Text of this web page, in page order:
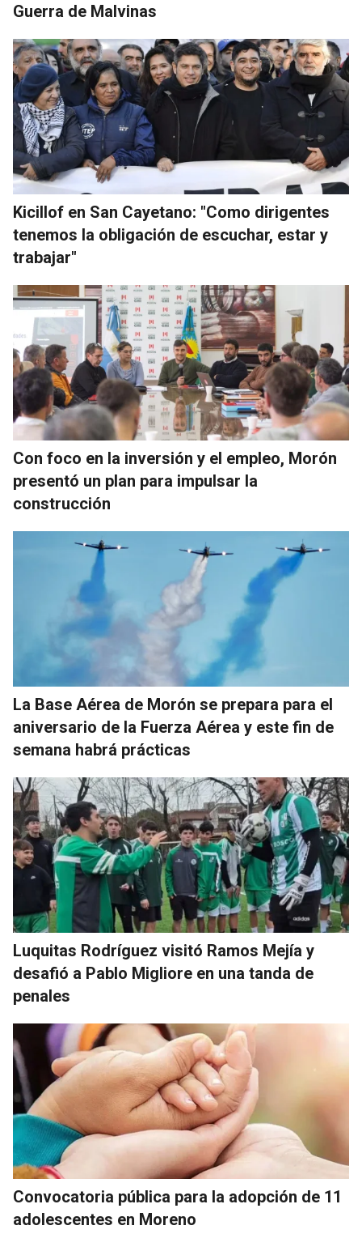
Guerra de Malvinas
Kicillof en San Cayetano: "Como dirigentes
tenemos la obligación de escuchar, estar y
trabajar"
Con foco en la inversión y el empleo, Morón
presentó un plan para impulsar la
construcción
La Base Aérea de Morón se prepara para el
aniversario de la Fuerza Aérea y este fin de
semana habrá prácticas
Luquitas Rodríguez visitó Ramos Mejía y
desafió a Pablo Migliore en una tanda de
penales
Convocatoria pública para la adopción de 11
adolescentes en Moreno